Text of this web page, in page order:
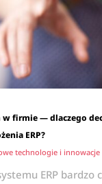
w firmie — dlaczego
ERP?
technologie i innowacje
ERP bardzo